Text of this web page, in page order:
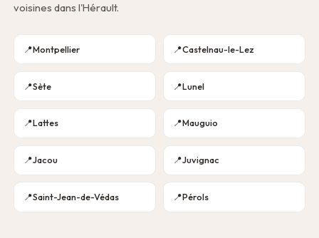
voisines dans l'Hérault.
Montpellier Castelnau-le-Lez
Sète Lunel
Lattes Mauguio
Jacou Juvignac
Saint-Jean-de-Védas Pérols